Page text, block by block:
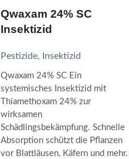
Qwaxam 24% SC
Insektizid
Pestizide, Insektizid
Qwaxam 24% SC Ein
systemisches Insektizid mit
Thiamethoxam 24% zur
wirksamen
Schädlingsbekämpfung. Schnelle
Absorption schützt die Pflanzen
vor Blattläusen, Käfern und mehr.